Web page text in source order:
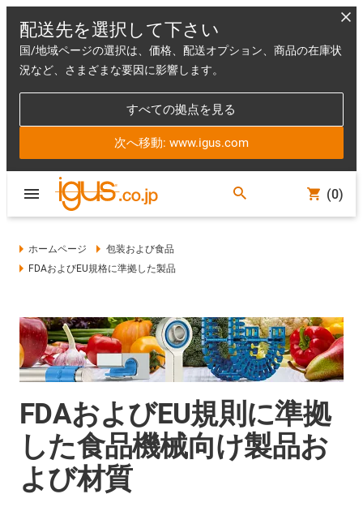
配送先を選択して下さい
国/地域ページの選択は、価格、配送オプション、商品の在庫状
況など、さまざまな要因に影響します。
すべての拠点を見る
次へ移動: www.igus.com
(0)
ホームページ
包装および食品
FDAおよびEU規格に準拠した製品
FDAおよびEU規則に準拠
した食品機械向け製品お
よび材質